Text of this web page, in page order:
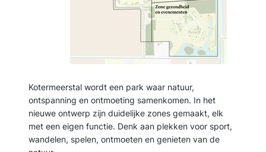
Kotermeerstal wordt een park waar natuur,
ontspanning en ontmoeting samenkomen. In het
nieuwe ontwerp zijn duidelijke zones gemaakt, elk
met een eigen functie. Denk aan plekken voor sport,
wandelen, spelen, ontmoeten en genieten van de